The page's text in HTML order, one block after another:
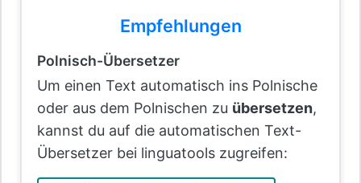
Empfehlungen
Polnisch-Übersetzer
Um einen Text automatisch ins Polnische
oder aus dem Polnischen zu übersetzen,
kannst du auf die automatischen Text-
Übersetzer bei linguatools zugreifen: